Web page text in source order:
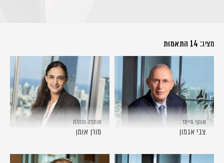
מציג: 14 התאמות
שותף מייסד
צבי אגמון
שותפה מנהלת
מורן אומן